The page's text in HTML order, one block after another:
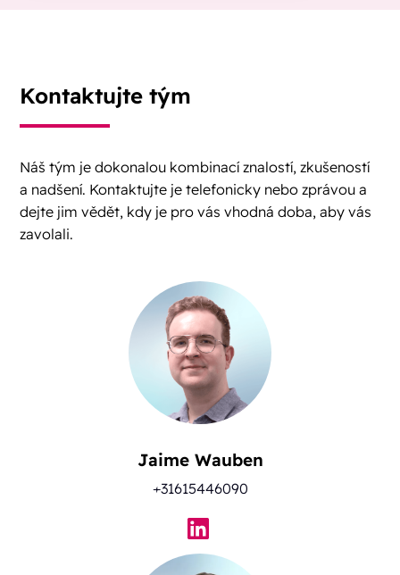
Kontaktujte tým
Náš tým je dokonalou kombinací znalostí, zkušeností
a nadšení. Kontaktujte je telefonicky nebo zprávou a
dejte jim vědět, kdy je pro vás vhodná doba, aby vás
zavolali.
Jaime Wauben
+31615446090